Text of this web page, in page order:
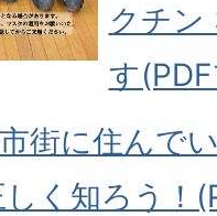
クチン
す
街に住んで
く知ろう！